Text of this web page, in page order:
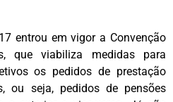
entrou em vigor a Convenção
que viabiliza medidas para
os pedidos de prestação
ou seja, pedidos de pensões